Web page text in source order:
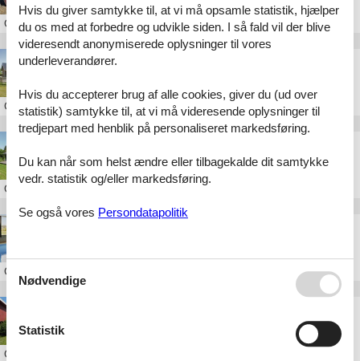
OmMøn
Sommerhusudlejning Møn
Om Møn
Om
Om
Om
Hvis du giver samtykke til, at vi må opsamle statistik, hjælper
du os med at forbedre og udvikle siden. I så fald vil der blive
videresendt anonymiserede oplysninger til vores
underleverandører.
Hvis du accepterer brug af alle cookies, giver du (ud over
statistik) samtykke til, at vi må videresende oplysninger til
tredjepart med henblik på personaliseret markedsføring.
Du kan når som helst ændre eller tilbagekalde dit samtykke
vedr. statistik og/eller markedsføring.
Se også vores Persondatapolitik
Nødvendige
Statistik